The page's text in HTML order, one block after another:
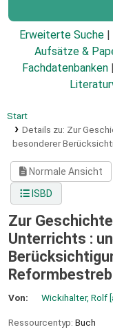
Erweiterte Suche
Aufsätze &
Fachdatenbanken
Start
Details zu: Zur
besonderer
Normale Ansicht
ISBD
Zur
Unterrichts :
Von: Wickihalter, Rolf
Ressourcentyp: Buch